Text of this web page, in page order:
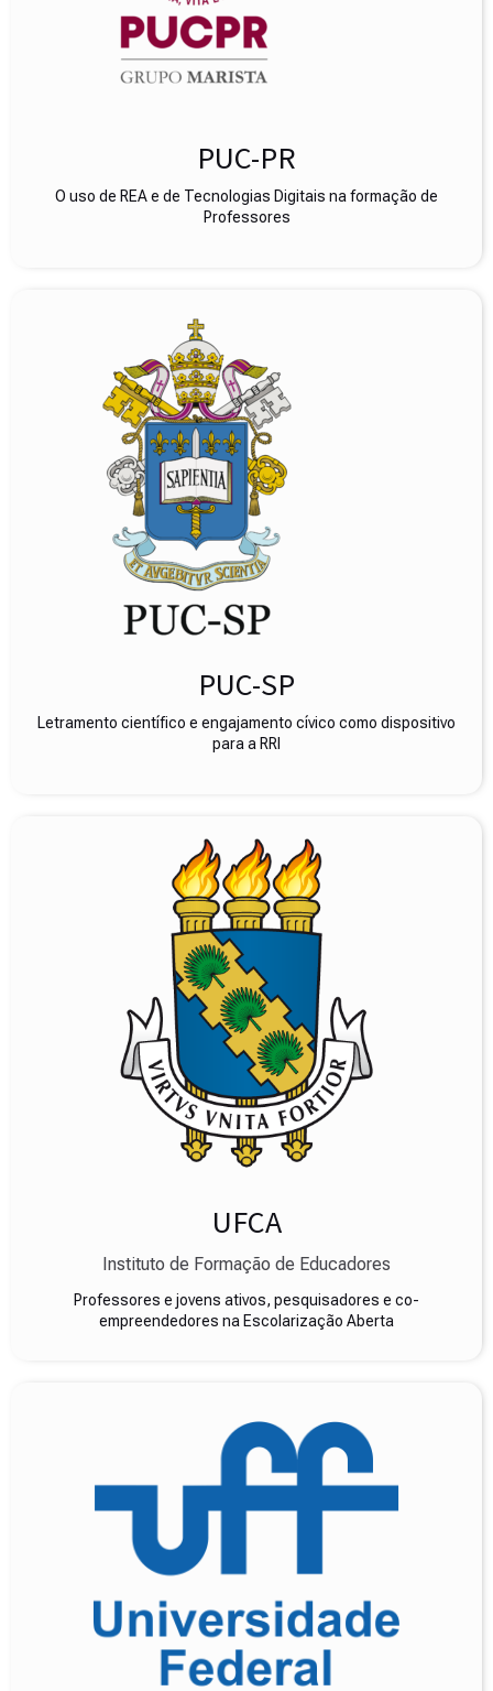
PUC-PR
O uso de REA e de Tecnologias Digitais na formação de
Professores
PUC-SP
Letramento científico e engajamento cívico como dispositivo
para a RRI
UFCA
Instituto de Formação de Educadores
Professores e jovens ativos, pesquisadores e co-
empreendedores na Escolarização Aberta